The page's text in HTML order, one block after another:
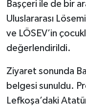
Başçeri ile de bir
Uluslararası
ve LÖSEV’in
değerlendirildi.
Ziyaret sonunda
belgesi sunuldu.
Lefkoşa’daki